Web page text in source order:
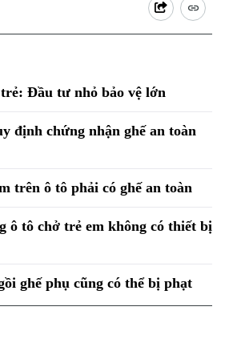
Đầu tư nhỏ bảo vệ lớn
định chứng nhận ghế an toàn
trên ô tô phải có ghế an toàn
ô tô chở trẻ em không có thiết bị
ghế phụ cũng có thể bị phạt